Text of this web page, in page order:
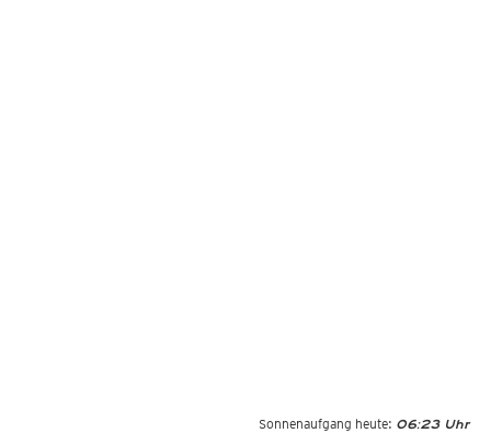
Sonnenaufgang heute: 06:23 Uhr